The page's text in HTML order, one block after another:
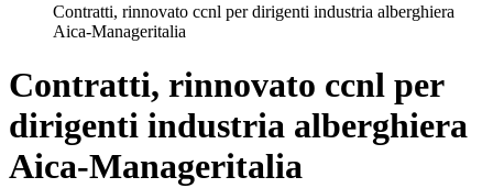
Contratti, rinnovato ccnl per dirigenti industria alberghiera
Aica-Manageritalia
Contratti, rinnovato ccnl per
dirigenti industria alberghiera
Aica-Manageritalia